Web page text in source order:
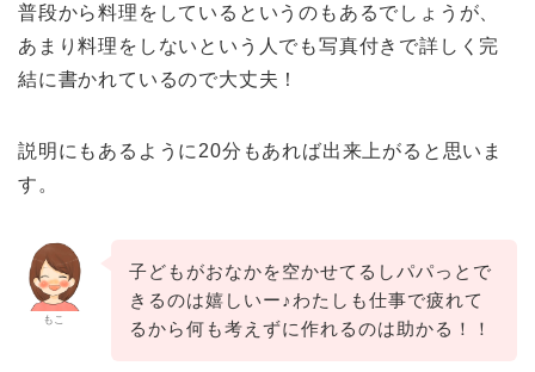
普段から料理をしているというのもあるでしょうが、
あまり料理をしないという人でも写真付きで詳しく完
結に書かれているので大丈夫！
説明にもあるように20分もあれば出来上がると思いま
す。
もこ
子どもがおなかを空かせてるしパパっとで
きるのは嬉しいー♪わたしも仕事で疲れて
るから何も考えずに作れるのは助かる！！